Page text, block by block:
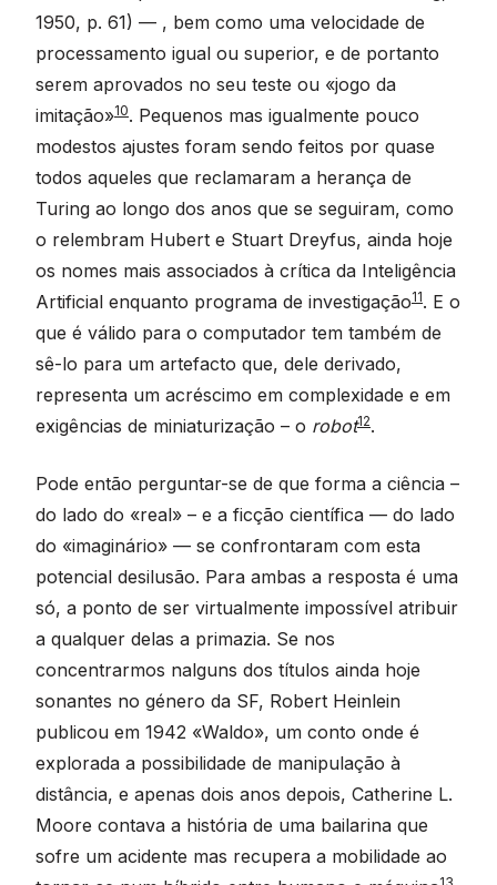
1950, p. 61) — , bem como uma velocidade de
processamento igual ou superior, e de portanto
serem aprovados no seu teste ou «jogo da
imitação»10. Pequenos mas igualmente pouco
modestos ajustes foram sendo feitos por quase
todos aqueles que reclamaram a herança de
Turing ao longo dos anos que se seguiram, como
o relembram Hubert e Stuart Dreyfus, ainda hoje
os nomes mais associados à crítica da Inteligência
Artificial enquanto programa de investigação11. E o
que é válido para o computador tem também de
sê-lo para um artefacto que, dele derivado,
representa um acréscimo em complexidade e em
exigências de miniaturização – o robot12.
Pode então perguntar-se de que forma a ciência –
do lado do «real» – e a ficção científica — do lado
do «imaginário» — se confrontaram com esta
potencial desilusão. Para ambas a resposta é uma
só, a ponto de ser virtualmente impossível atribuir
a qualquer delas a primazia. Se nos
concentrarmos nalguns dos títulos ainda hoje
sonantes no género da SF, Robert Heinlein
publicou em 1942 «Waldo», um conto onde é
explorada a possibilidade de manipulação à
distância, e apenas dois anos depois, Catherine L.
Moore contava a história de uma bailarina que
sofre um acidente mas recupera a mobilidade ao